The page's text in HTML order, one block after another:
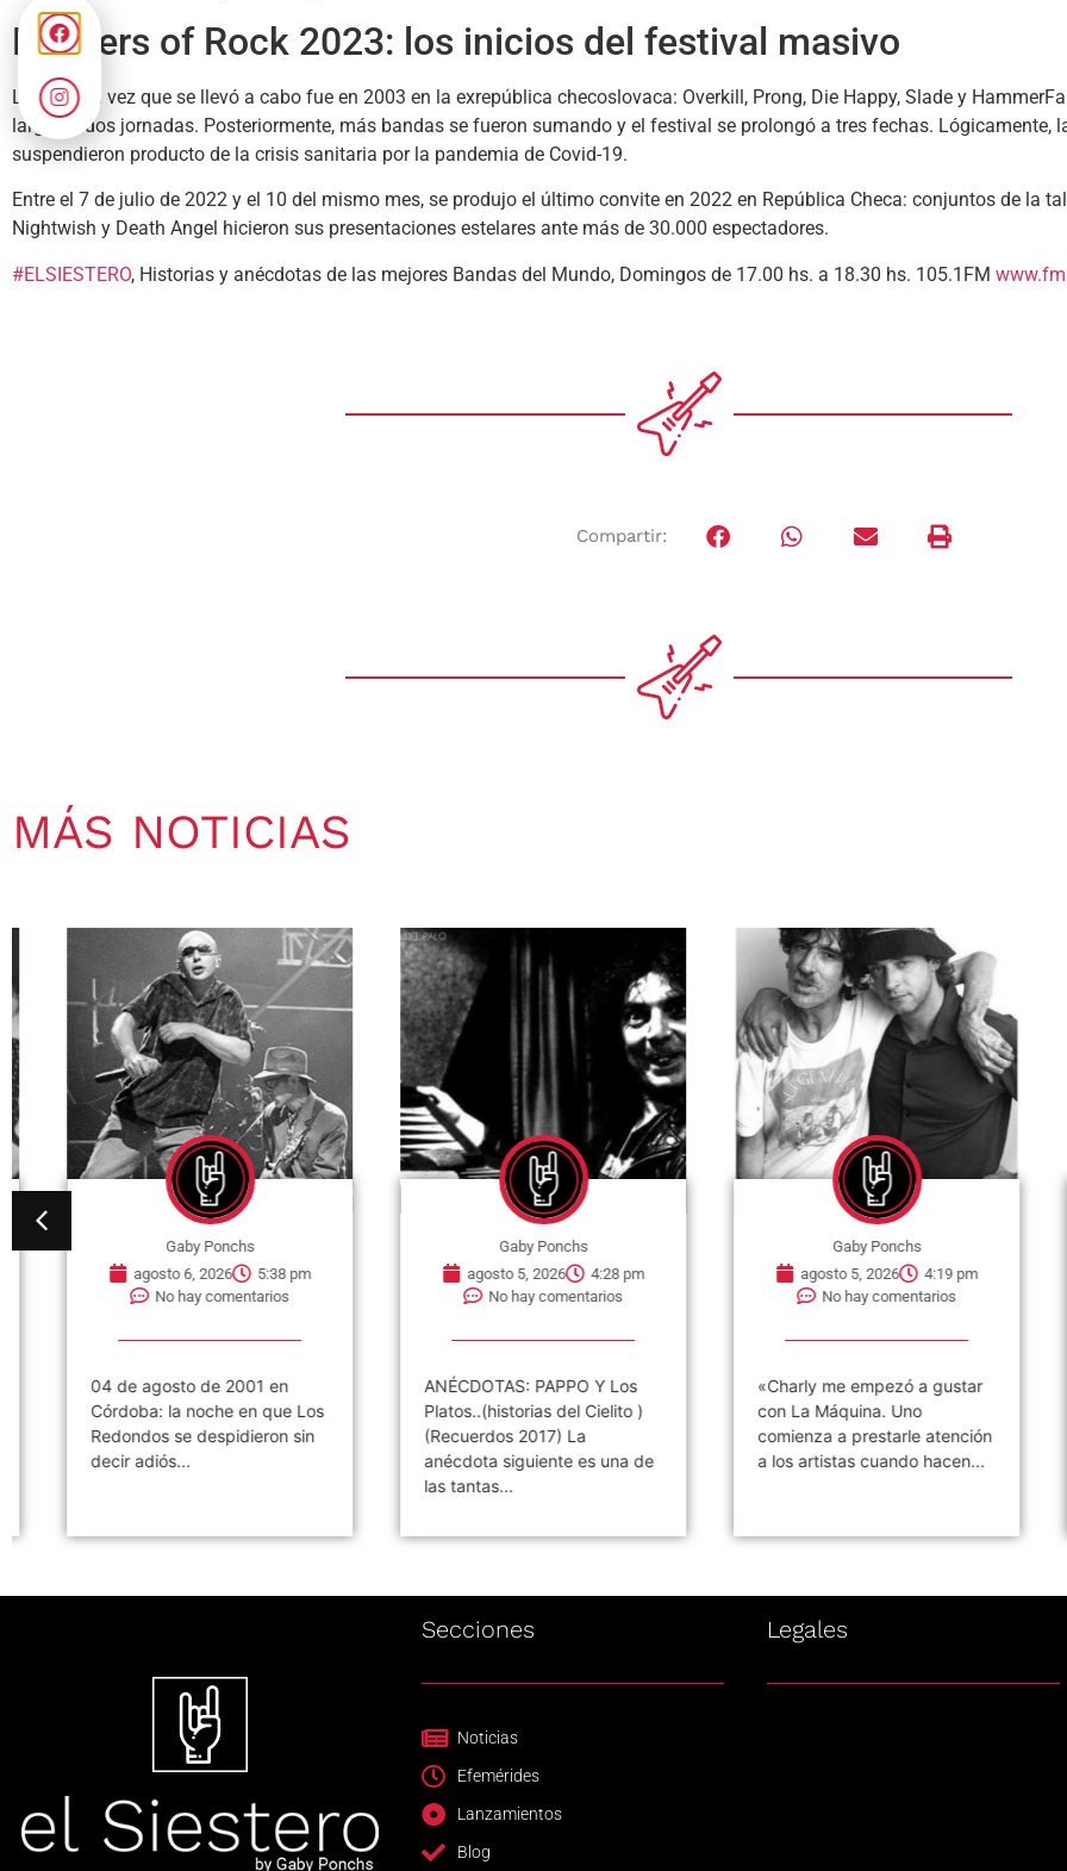
Masters of Rock 2023: los inicios del festival masivo
La primera vez que se llevó a cabo fue en 2003 en la exrepública checoslovaca: Overkill, Prong, Die Happy, Slade y
largo de dos jornadas. Posteriormente, más bandas se fueron sumando y el festival se prolongó a tres fechas. Lógicamente,
suspendieron producto de la crisis sanitaria por la pandemia de Covid-19.
Entre el 7 de julio de 2022 y el 10 del mismo mes, se produjo el último convite en 2022 en República Checa: conjuntos de la
Nightwish y Death Angel hicieron sus presentaciones estelares ante más de 30.000 espectadores.
#ELSIESTERO, Historias y anécdotas de las mejores Bandas del Mundo, Domingos de 17.00 hs. a 18.30 hs. 105.1FM
Compartir:
MÁS NOTICIAS
Gaby Ponchs
agosto 6, 2026
5:38 pm
No hay comentarios
04 de agosto de 2001 en
Córdoba: la noche en que Los
Redondos se despidieron sin
decir adiós...
Gaby Ponchs
agosto 5, 2026
4:28 pm
No hay comentarios
ANÉCDOTAS: PAPPO Y Los
Platos..(historias del Cielito )
(Recuerdos 2017) La
anécdota siguiente es una de
las tantas...
Gaby Ponchs
agosto 5, 2026
4:19 pm
No hay comentarios
«Charly me empezó a gustar
con La Máquina. Uno
comienza a prestarle atención
a los artistas cuando hacen...
Secciones
Noticias
Efemérides
Lanzamientos
Blog
Legales